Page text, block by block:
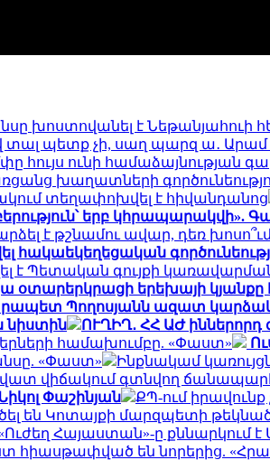
խոստովանել է Նեթանյահուի
տալ պետք չի, սաղ պարզ ա․
հույս ունի համաձայնության
խաղատների
տեղափոխվել է հիվանդանոց
երբ կհրապարակվի».
է թշնամու ավար, դեռ
հակաեկեղեցական
է Պետական գույքի
օտարերկրացի երեխայի կյանքը
Պողոսյանն ազատ
նիստին
ՈՒՂԻՂ․ ՀՀ ԱԺ
համախումբը. «Փաստ»
«Փաստ»
Ինքնակամ
վատ վիճակում գտնվող
Փաշինյան
ՔՊ-ում իրավունք
են Կոտայքի մարզպետի
Հայաստան»-ը քննարկում
հիասթափված են նորերից.